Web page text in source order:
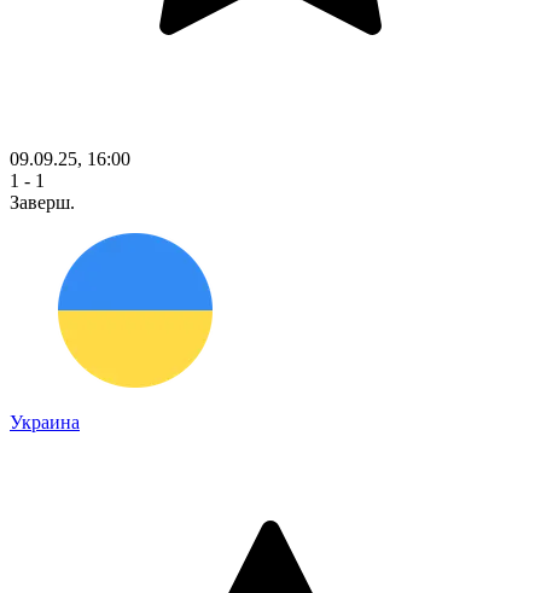
09.09.25, 16:00
1 - 1
Заверш.
Украина